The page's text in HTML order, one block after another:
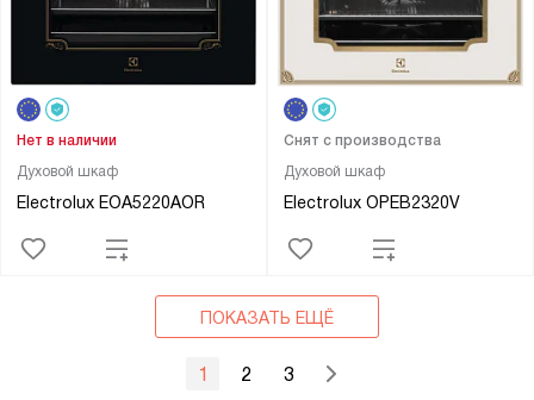
Духовой шкаф
Electrolux EOA5220AOR
Нет в наличии
Духовой шкаф
Electrolux OPEB2320V
Снят с производства
ПОКАЗАТЬ ЕЩЁ
1 2 3